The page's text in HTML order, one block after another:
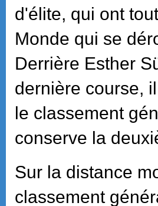
d'élite, qui ont
Monde qui se
Derrière Esther
dernière course,
le classement
conserve la
Sur la distance
classement